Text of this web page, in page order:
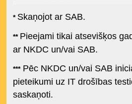
* Skaņojot ar SAB.
** Pieejami tikai atsevišķos
ar NKDC un/vai SAB.
***Pēc NKDC un/vai SAB
pieteikumi uz IT drošības
saskaņoti.